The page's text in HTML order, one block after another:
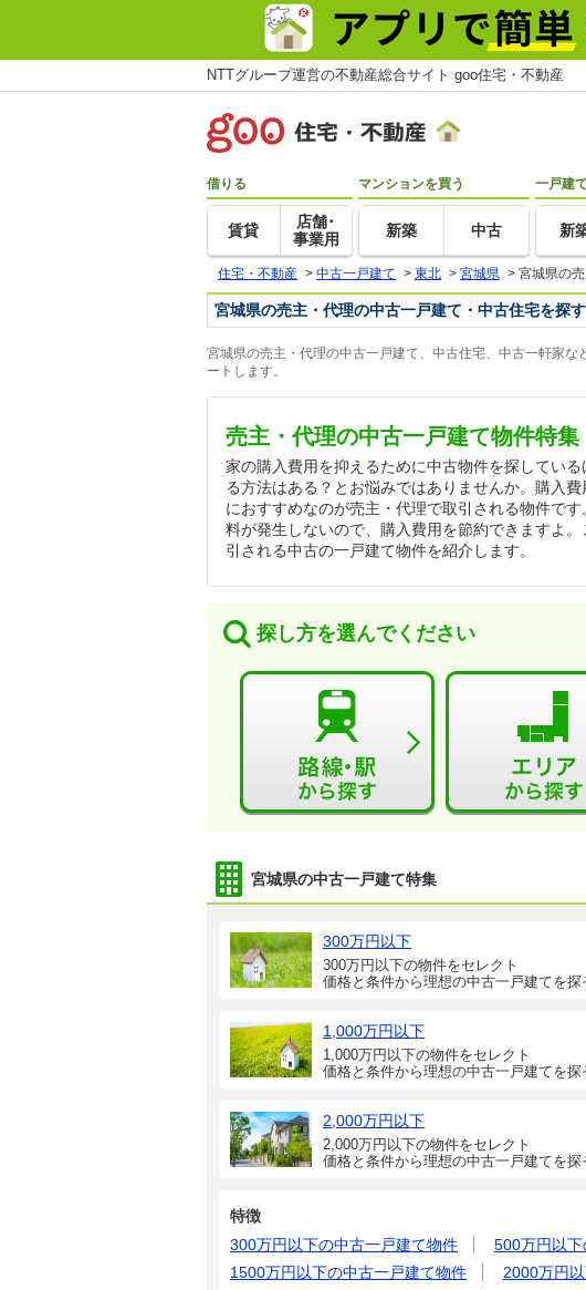
NTTグループ運営の不動産総合サイト goo住宅・不動産
借りる
賃貸
店舗･
事業用
マンションを買う
新築 中古
一戸建
新
住宅・不動産 > 中古一戸建て > 東北 > 宮城県 > 宮城県の
宮城県の売主・代理の中古一戸建て・中古住宅を探す
宮城県の売主・代理の中古一戸建て、中古住宅、中古一軒家
ートします。
売主・代理の中古一戸建て物件特集
家の購入費用を抑えるために中古物件を探している
る方法はある？とお悩みではありませんか。購入
におすすめなのが売主・代理で取引される物件で
料が発生しないので、購入費用を節約できますよ
引される中古の一戸建て物件を紹介します。
探し方を選んでください
宮城県の中古一戸建て特集
300万円以下
300万円以下の物件をセレクト
価格と条件から理想の中古一戸建てを探
1,000万円以下
1,000万円以下の物件をセレクト
価格と条件から理想の中古一戸建てを探
2,000万円以下
2,000万円以下の物件をセレクト
価格と条件から理想の中古一戸建てを探
特徴
300万円以下の中古一戸建て物件
500万円以
1500万円以下の中古一戸建て物件
2000万円